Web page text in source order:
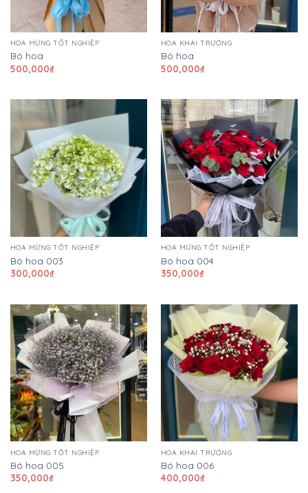
HOA MỪNG TỐT NGHIỆP
Bó hoa
500,000₫
HOA KHAI TRƯƠNG
Bó hoa
500,000₫
HOA MỪNG TỐT NGHIỆP
Bó hoa 003
300,000₫
HOA MỪNG TỐT NGHIỆP
Bó hoa 004
350,000₫
HOA MỪNG TỐT NGHIỆP
Bó hoa 005
350,000₫
HOA KHAI TRƯƠNG
Bó hoa 006
400,000₫